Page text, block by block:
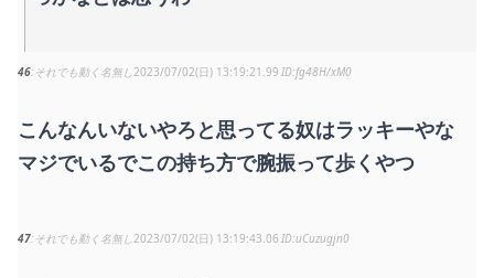
46 それでも動く名無し2023/07/02(日) 13:19:21.99 fg48H/xM0
こんなんいないやろと思ってる奴はラッキーやな
マジでいるでこの持ち方で腕振って歩くやつ
47 それでも動く名無し2023/07/02(日) 13:19:43.06 uCuzugjn0